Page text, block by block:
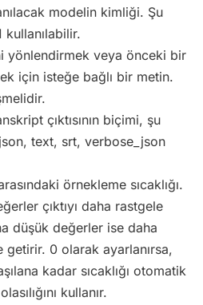
modelin kimliği. Şu
kullanılabilir.
yönlendirmek veya önceki bir
için isteğe bağlı bir metin.
çıktısının biçimi, şu
text, srt, verbose_json
örnekleme sıcaklığı.
çıktıyı daha rastgele
düşük değerler ise daha
getirir. 0 olarak ayarlanırsa,
kadar sıcaklığı otomatik
kullanır.